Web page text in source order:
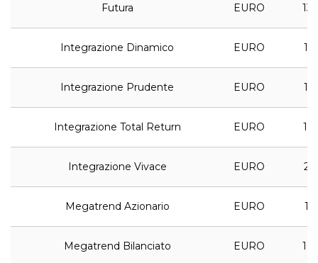
Futura EURO
Integrazione Dinamico EURO
Integrazione Prudente EURO
Integrazione Total Return EURO
Integrazione Vivace EURO
Megatrend Azionario EURO
Megatrend Bilanciato EURO